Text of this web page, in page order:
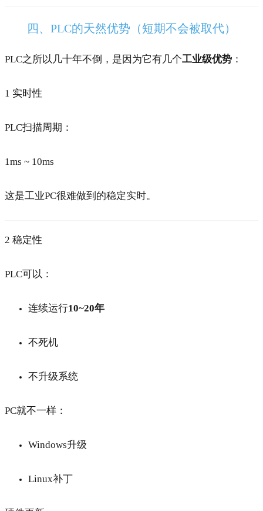
四、PLC的天然优势（短期不会被取代）
PLC之所以几十年不倒，是因为它有几个工业级优势 ：
1 实时性
PLC扫描周期：
1ms ~ 10ms
这是工业PC很难做到的稳定实时。
2 稳定性
PLC可以：
连续运行10~20年
不死机
不升级系统
PC就不一样：
Windows升级
Linux补丁